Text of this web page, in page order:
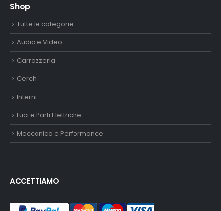
Shop
Tutte le categorie
Audio e Video
Carrozzeria
Cerchi
Interni
Luci e Parti Elettriche
Meccanica e Performance
ACCETTIAMO